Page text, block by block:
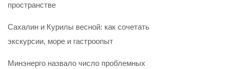
пространстве
Сахалин и Курилы весной: как сочетать
экскурсии, море и гастроопыт
Минэнерго назвало число проблемных